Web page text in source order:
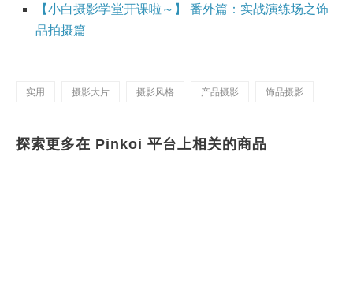
【小白摄影学堂开课啦～】 番外篇：实战演练场之饰
品拍摄篇
实用 摄影大片 摄影风格 产品摄影 饰品摄影
探索更多在 Pinkoi 平台上相关的商品